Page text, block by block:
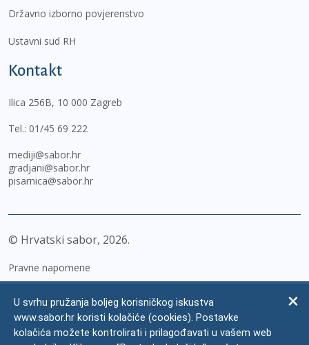
Državno izborno povjerenstvo
Ustavni sud RH
Kontakt
Ilica 256B, 10 000 Zagreb
Tel.: 01/45 69 222
mediji@sabor.hr
gradjani@sabor.hr
pisarnica@sabor.hr
© Hrvatski sabor, 2026
Pravne napomene
Zaštita osobnih podataka
Impressum
U svrhu pružanja boljeg korisničkog iskustva
www.sabor.hr koristi kolačiće (cookies). Postavke
kolačića možete kontrolirati i prilagođavati u vašem web